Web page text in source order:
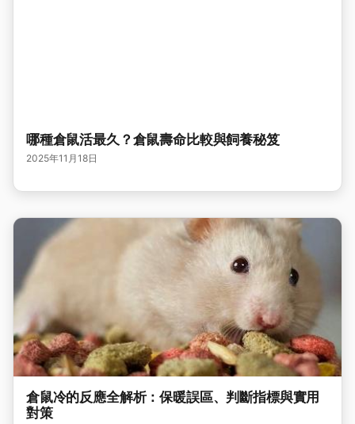
哪種倉鼠活最久？倉鼠壽命比較與飼養秘笈
2025年11月18日
倉鼠冷的反應全解析：保暖誤區、判斷指標與實用
對策